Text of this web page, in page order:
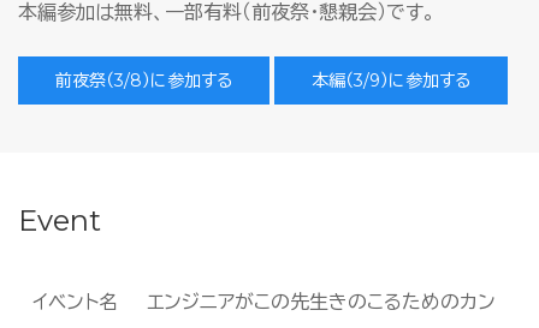
本編参加は無料、一部有料（前夜祭・懇親会）です。
前夜祭（3/8）に参加する 本編（3/9）に参加する
Event
イベント名
エンジニアがこの先生きのこるためのカン